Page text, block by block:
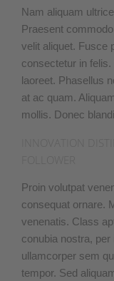
Nam aliquam
Praesent
velit aliquet. Fusce
consectetur in
laoreet. Phasellus
at ac quam.
mollis. Donec
Proin volutpat
consequat ornare.
venenatis. Class
conubia nostra,
ullamcorper sem
tempor. Sed